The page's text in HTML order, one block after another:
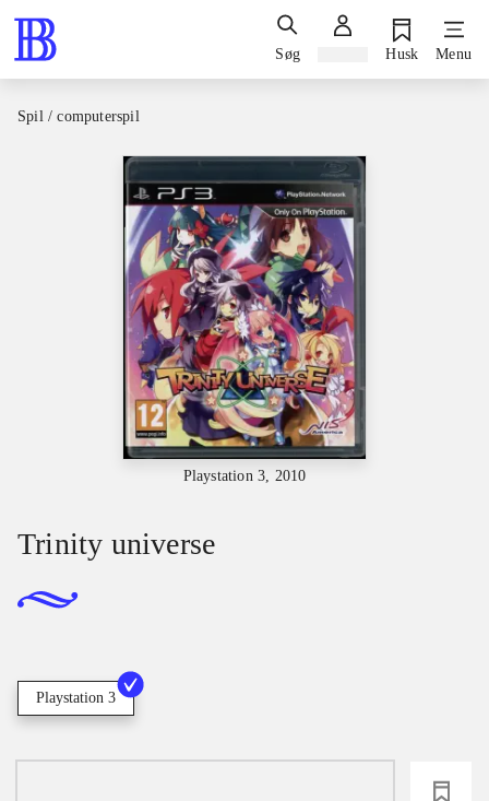
Søg Husk Menu
Spil / computerspil
Playstation 3, 2010
Trinity universe
Playstation 3